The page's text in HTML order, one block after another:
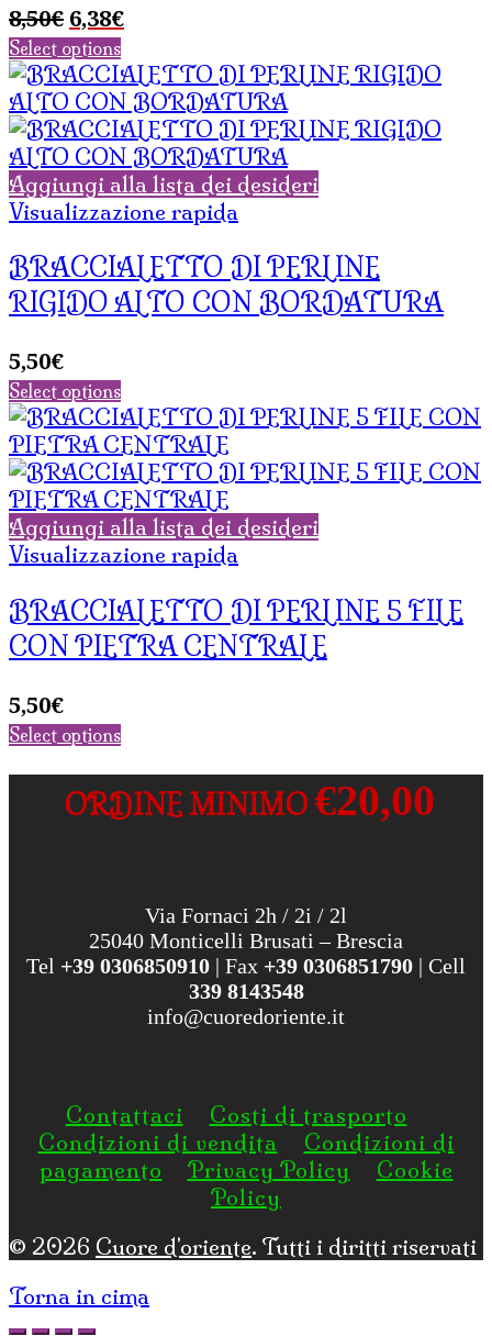
8,50€ Il
prezzo
originale
era:
8,50€.
6,38€Il
attuale
è:
6,38€.
Select options
Aggiungi alla lista dei desideri
Visualizzazione rapida
BRACCIALETTO DI PERLINE
RIGIDO ALTO CON BORDATURA
5,50€
Select options
Aggiungi alla lista dei desideri
Visualizzazione rapida
BRACCIALETTO DI PERLINE 5 FILE
CON PIETRA CENTRALE
5,50€
Select options
ORDINE MINIMO€20,00
Via Fornaci 2h / 2i / 2l
25040 Monticelli Brusati – Brescia
Tel +39 0306850910 | Fax +39 0306851790 | Cell
339 8143548
info@cuoredoriente.it
Contattaci
Costi di trasporto
Condizioni di vendita
Condizioni di
pagamento
Privacy Policy
Cookie
Policy
© 2026 Cuore d'oriente. Tutti i diritti riservati
Torna in cima